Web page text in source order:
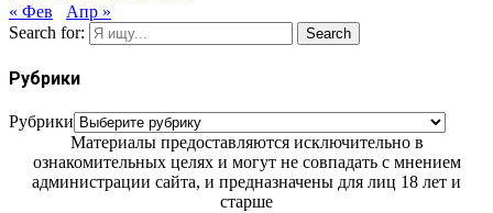
« Фев
Апр »
Search for:
Search
Рубрики
Рубрики
Материалы предоставляются исключительно в
ознакомительных целях и могут не совпадать с мнением
администрации сайта, и предназначены для лиц 18 лет и
старше